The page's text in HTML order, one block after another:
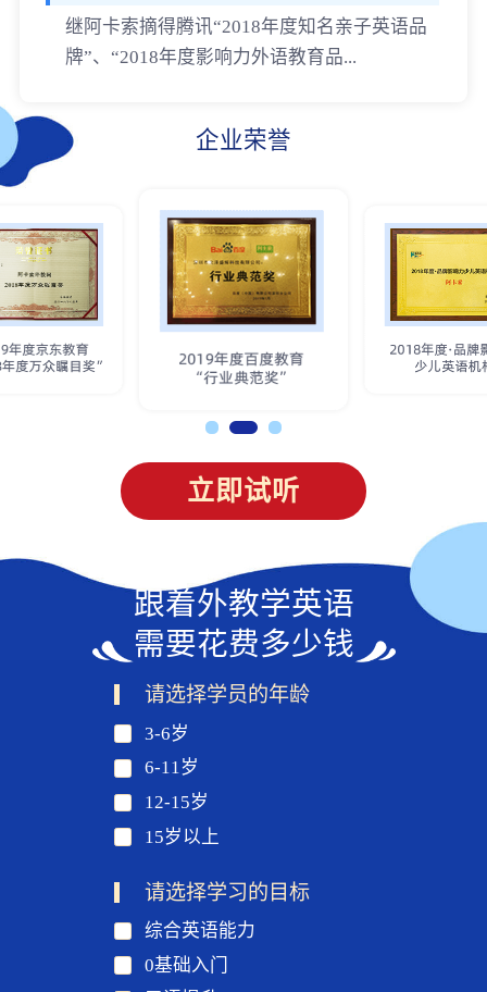
继阿卡索摘得腾讯“2018年度知名亲子英语品
牌”、“2018年度影响力外语教育品...
企业荣誉
立即试听
跟着外教学英语
需要花费多少钱
请选择学员的年龄
3-6岁
6-11岁
12-15岁
15岁以上
请选择学习的目标
综合英语能力
0基础入门